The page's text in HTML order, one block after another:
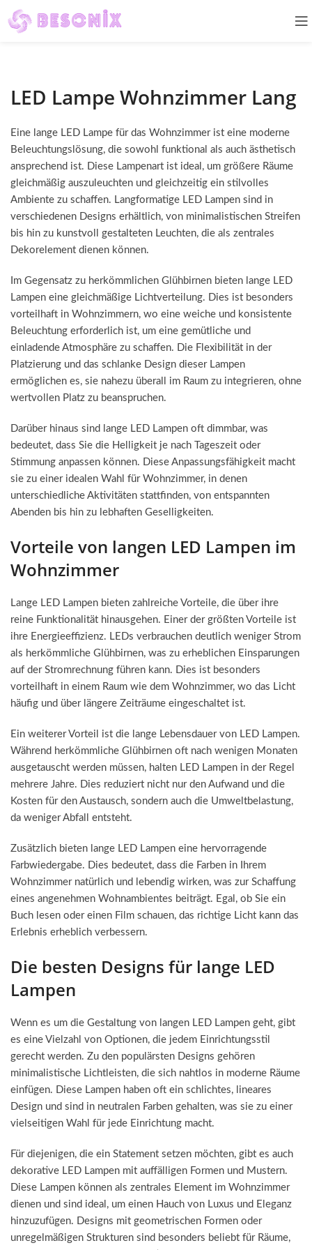
LED Lampe Wohnzimmer Lang
Eine lange LED Lampe für das Wohnzimmer ist eine moderne
Beleuchtungslösung, die sowohl funktional als auch ästhetisch
ansprechend ist. Diese Lampenart ist ideal, um größere Räume
gleichmäßig auszuleuchten und gleichzeitig ein stilvolles
Ambiente zu schaffen. Langformatige LED Lampen sind in
verschiedenen Designs erhältlich, von minimalistischen Streifen
bis hin zu kunstvoll gestalteten Leuchten, die als zentrales
Dekorelement dienen können.
Im Gegensatz zu herkömmlichen Glühbirnen bieten lange LED
Lampen eine gleichmäßige Lichtverteilung. Dies ist besonders
vorteilhaft in Wohnzimmern, wo eine weiche und konsistente
Beleuchtung erforderlich ist, um eine gemütliche und
einladende Atmosphäre zu schaffen. Die Flexibilität in der
Platzierung und das schlanke Design dieser Lampen
ermöglichen es, sie nahezu überall im Raum zu integrieren, ohne
wertvollen Platz zu beanspruchen.
Darüber hinaus sind lange LED Lampen oft dimmbar, was
bedeutet, dass Sie die Helligkeit je nach Tageszeit oder
Stimmung anpassen können. Diese Anpassungsfähigkeit macht
sie zu einer idealen Wahl für Wohnzimmer, in denen
unterschiedliche Aktivitäten stattfinden, von entspannten
Abenden bis hin zu lebhaften Geselligkeiten.
Vorteile von langen LED Lampen im
Wohnzimmer
Lange LED Lampen bieten zahlreiche Vorteile, die über ihre
reine Funktionalität hinausgehen. Einer der größten Vorteile ist
ihre Energieeffizienz. LEDs verbrauchen deutlich weniger Strom
als herkömmliche Glühbirnen, was zu erheblichen Einsparungen
auf der Stromrechnung führen kann. Dies ist besonders
vorteilhaft in einem Raum wie dem Wohnzimmer, wo das Licht
häufig und über längere Zeiträume eingeschaltet ist.
Ein weiterer Vorteil ist die lange Lebensdauer von LED Lampen.
Während herkömmliche Glühbirnen oft nach wenigen Monaten
ausgetauscht werden müssen, halten LED Lampen in der Regel
mehrere Jahre. Dies reduziert nicht nur den Aufwand und die
Kosten für den Austausch, sondern auch die Umweltbelastung,
da weniger Abfall entsteht.
Zusätzlich bieten lange LED Lampen eine hervorragende
Farbwiedergabe. Dies bedeutet, dass die Farben in Ihrem
Wohnzimmer natürlich und lebendig wirken, was zur Schaffung
eines angenehmen Wohnambientes beiträgt. Egal, ob Sie ein
Buch lesen oder einen Film schauen, das richtige Licht kann das
Erlebnis erheblich verbessern.
Die besten Designs für lange LED
Lampen
Wenn es um die Gestaltung von langen LED Lampen geht, gibt
es eine Vielzahl von Optionen, die jedem Einrichtungsstil
gerecht werden. Zu den populärsten Designs gehören
minimalistische Lichtleisten, die sich nahtlos in moderne Räume
einfügen. Diese Lampen haben oft ein schlichtes, lineares
Design und sind in neutralen Farben gehalten, was sie zu einer
vielseitigen Wahl für jede Einrichtung macht.
Für diejenigen, die ein Statement setzen möchten, gibt es auch
dekorative LED Lampen mit auffälligen Formen und Mustern.
Diese Lampen können als zentrales Element im Wohnzimmer
dienen und sind ideal, um einen Hauch von Luxus und Eleganz
hinzuzufügen. Designs mit geometrischen Formen oder
unregelmäßigen Strukturen sind besonders beliebt für Räume,